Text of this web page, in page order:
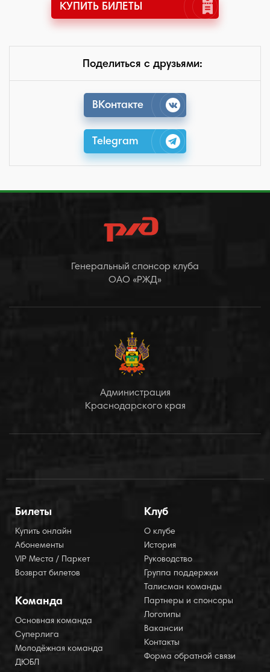
КУПИТЬ БИЛЕТЫ
Поделиться с друзьями:
ВКонтакте
Telegram
Генеральный спонсор клуба
ОАО «РЖД»
Администрация
Краснодарского края
Билеты
Купить онлайн
Абонементы
VIP Места / Паркет
Возврат билетов
Команда
Основная команда
Суперлига
Молодёжная команда
ДЮБЛ
Клуб
О клубе
История
Руководство
Группа поддержки
Талисман команды
Партнеры и спонсоры
Логотипы
Вакансии
Контакты
Форма обратной связи